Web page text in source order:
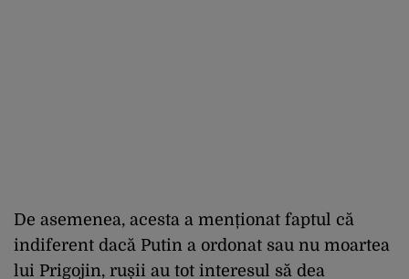
De asemenea, acesta a menționat faptul că
indiferent dacă Putin a ordonat sau nu moartea
lui Prigojin, rușii au tot interesul să dea